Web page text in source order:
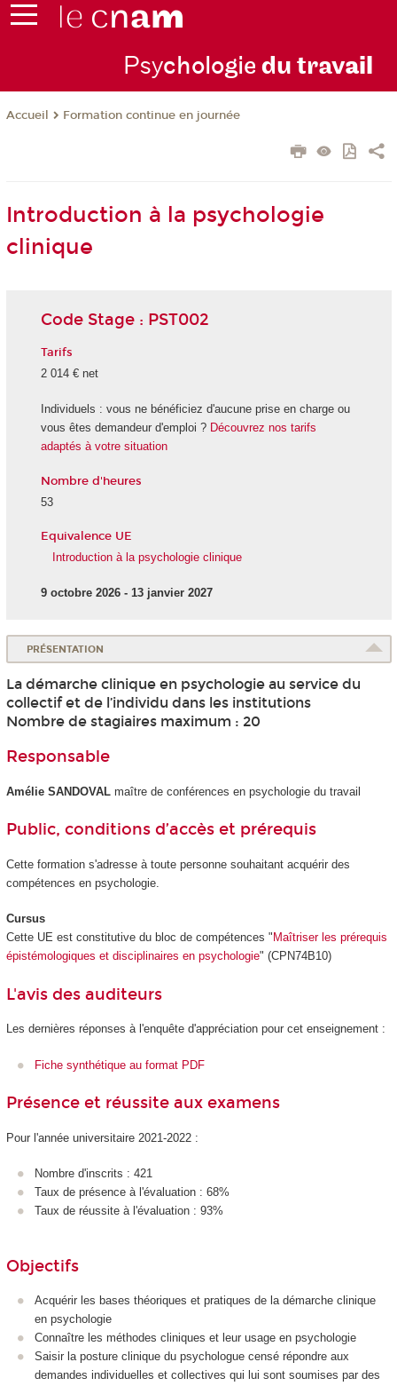
Psychologie du travail
Accueil Formation continue en journée
Introduction à la psychologie
clinique
Code Stage : PST002
Tarifs
2 014 € net
Individuels : vous ne bénéficiez d'aucune prise en charge ou
vous êtes demandeur d'emploi ? Découvrez nos tarifs
adaptés à votre situation
Nombre d'heures
53
Equivalence UE
Introduction à la psychologie clinique
9 octobre 2026 - 13 janvier 2027
PRÉSENTATION
La démarche clinique en psychologie au service du
collectif et de l’individu dans les institutions
Nombre de stagiaires maximum : 20
Responsable
Amélie SANDOVALmaître de conférences en psychologie du travail
Public, conditions d’accès et prérequis
Cette formation s'adresse à toute personne souhaitant acquérir des
compétences en psychologie.
Cursus
Cette UE est constitutive du bloc de compétences " Maîtriser les prérequis
épistémologiques et disciplinaires en psychologie" (CPN74B10)
L'avis des auditeurs
Les dernières réponses à l'enquête d'appréciation pour cet enseignement :
Fiche synthétique au format PDF
Présence et réussite aux examens
Pour l'année universitaire 2021-2022 :
Nombre d'inscrits : 421
Taux de présence à l'évaluation : 68%
Taux de réussite à l'évaluation : 93%
Objectifs
Acquérir les bases théoriques et pratiques de la démarche clinique
en psychologie
Connaître les méthodes cliniques et leur usage en psychologie
Saisir la posture clinique du psychologue censé répondre aux
demandes individuelles et collectives qui lui sont soumises par des